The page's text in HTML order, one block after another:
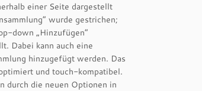
einer Seite dargestellt
wurde gestrichen;
down „Hinzufügen“
Dabei kann auch eine
hinzugefügt werden. Das
und touch-kompatibel.
durch die neuen Optionen in